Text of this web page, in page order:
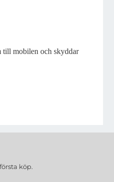
till mobilen och skyddar
köp.